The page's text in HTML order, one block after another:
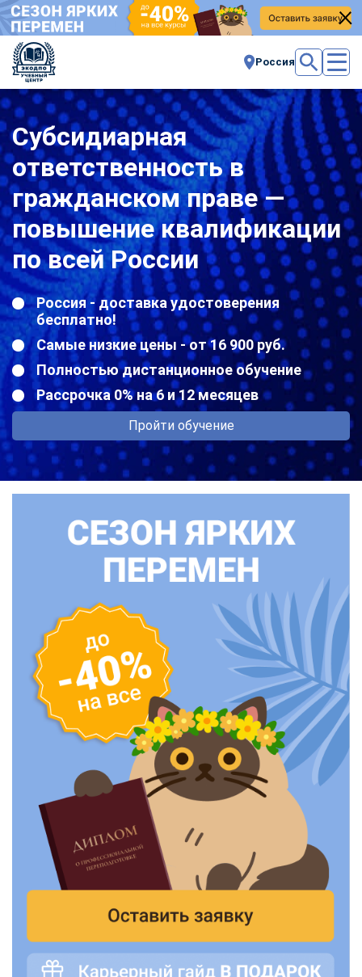
Россия
Субсидиарная
ответственность в
гражданском праве —
повышение квалификации
по всей России
Россия - доставка удостоверения
бесплатно!
Самые низкие цены - от 16 900 руб.
Полностью дистанционное обучение
Рассрочка 0% на 6 и 12 месяцев
Пройти обучение